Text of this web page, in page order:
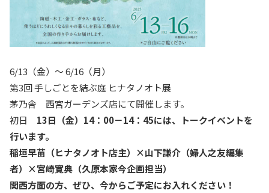
6/13（金）〜 6/16（月）
第3回 手しごとを結ぶ庭 ヒナタノオト展
茅乃舎 西宮ガーデンズ店にて開催します。
初日 13日（金）14：00－14：45には、トークイベントを
行います。
稲垣早苗（ヒナタノオト店主）×山下謙介（婦人之友編集
者）×宮崎寛典（久原本家今企画担当）
関西方面の方、ぜひ、今からご予定にお入れください！